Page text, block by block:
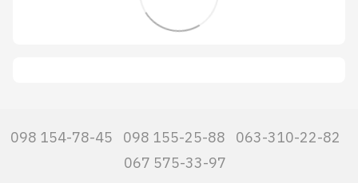
098 154-78-45 098 155-25-88
063-310-22-82
067 575-33-97